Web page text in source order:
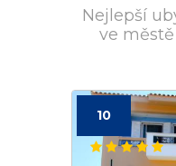
Nejlepší
ve
10